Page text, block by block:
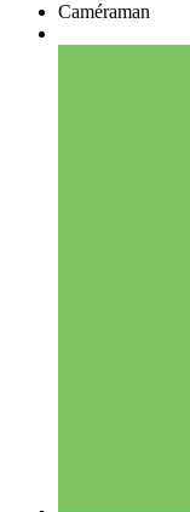
Caméraman